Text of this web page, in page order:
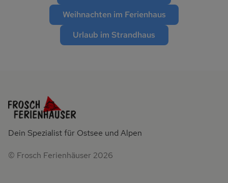
Weihnachten im Ferienhaus
Urlaub im Strandhaus
Dein Spezialist für Ostsee und Alpen
© Frosch Ferienhäuser 2026